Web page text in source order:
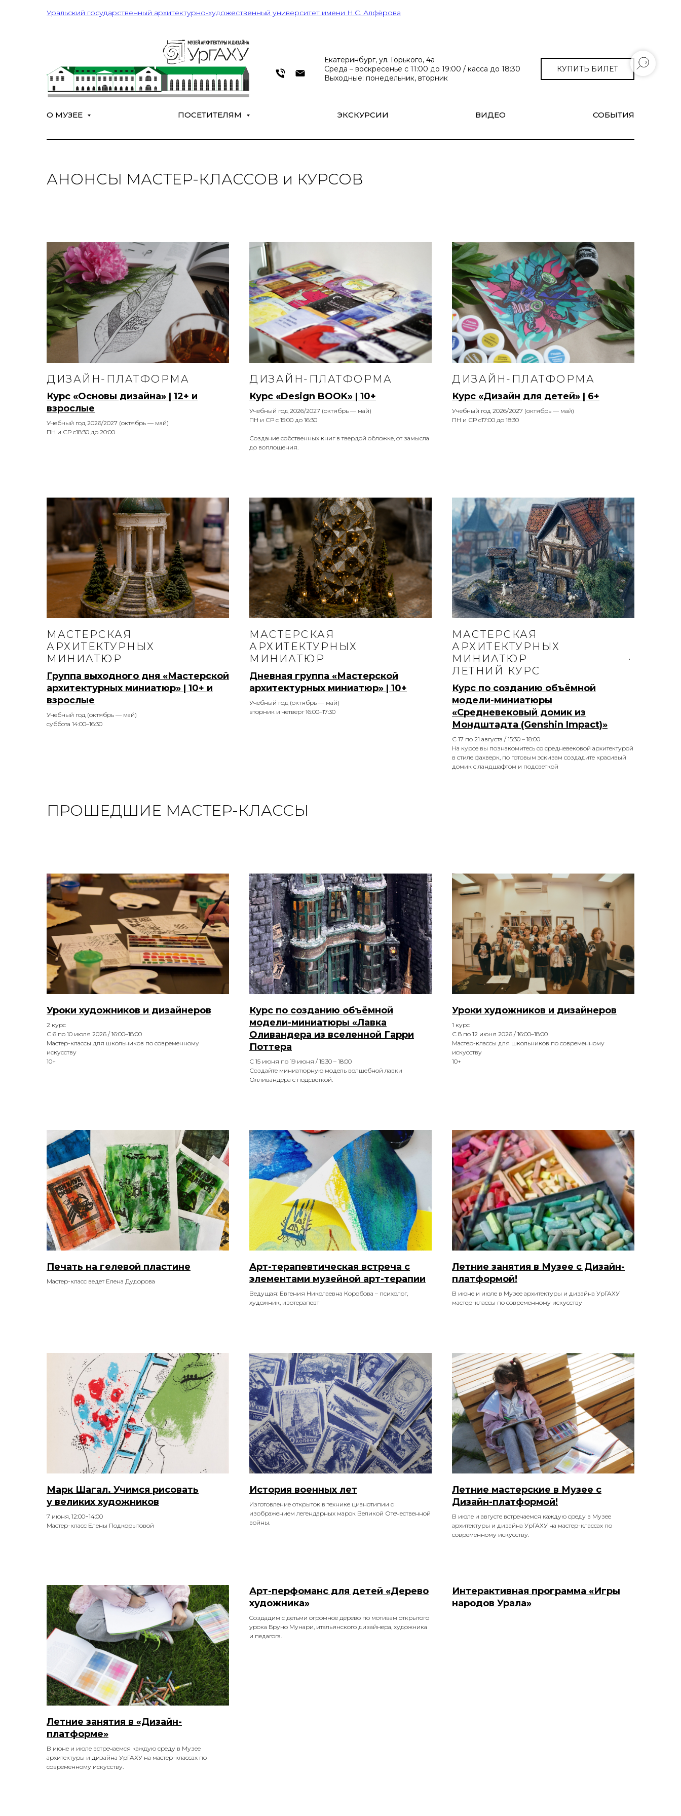
Уральский государственный архитектурно-художественный университет имени Н.С. Алфёрова
Екатеринбург, ул. Горького, 4а
Среда – воскресенье с 11:00 до 19:00 / касса до 18:30
Выходные: понедельник, вторник
КУПИТЬ БИЛЕТ
О МУЗЕЕ ПОСЕТИТЕЛЯМ ЭКСКУРСИИ ВИДЕО СОБЫТИЯ
АНОНСЫ МАСТЕР-КЛАССОВ и КУРСОВ
ДИЗАЙН-ПЛАТФОРМА
Курс «Основы дизайна» | 12+ и
взрослые
Учебный год 2026/2027 (октябрь — май)
ПН и СР с18:30 до 20:00
ДИЗАЙН-ПЛАТФОРМА
Курс «Design BOOK» | 10+
Учебный год 2026/2027 (октябрь — май)
ПН и СР с 15:00 до 16:30
Создание собственных книг в твердой обложке, от замысла
до воплощения.
ДИЗАЙН-ПЛАТФОРМА
Курс «Дизайн для детей» | 6+
Учебный год 2026/2027 (октябрь — май)
ПН и СР с17:00 до 18:30
МАСТЕРСКАЯ
АРХИТЕКТУРНЫХ
МИНИАТЮР
Группа выходного дня «Мастерской
архитектурных миниатюр» | 10+ и
взрослые
Учебный год (октябрь — май)
суббота 14:00–16:30
МАСТЕРСКАЯ
АРХИТЕКТУРНЫХ
МИНИАТЮР
Дневная группа «Мастерской
архитектурных миниатюр» | 10+
Учебный год (октябрь — май)
вторник и четверг 16:00–17:30
МАСТЕРСКАЯ
АРХИТЕКТУРНЫХ
МИНИАТЮР
ЛЕТНИЙ КУРС
Курс по созданию объёмной
модели-миниатюры
«Средневековый домик из
Мондштадта (Genshin Impact)»
С 17 по 21 августа / 15:30 – 18:00
На курсе вы познакомитесь со средневековой архитектурой
в стиле фахверк, по готовым эскизам создадите красивый
домик с ландшафтом и подсветкой
ПРОШЕДШИЕ МАСТЕР-КЛАССЫ
Уроки художников и дизайнеров
2 курс
С 6 по 10 июля 2026 / 16:00–18:00
Мастер-классы для школьников по современному
искусству
10+
Курс по созданию объёмной
модели-миниатюры «Лавка
Оливандера из вселенной Гарри
Поттера
С 15 июня по 19 июня / 15:30 – 18:00
Создайте миниатюрную модель волшебной лавки
Олливандера с подсветкой.
Уроки художников и дизайнеров
1 курс
С 8 по 12 июня 2026 / 16:00–18:00
Мастер-классы для школьников по современному
искусству
10+
Печать на гелевой пластине
Мастер-класс ведет Елена Дудорова
Арт-терапевтическая встреча с
элементами музейной арт-терапии
Ведущая: Евгения Николаевна Коробова – психолог,
художник, изотерапевт
Летние занятия в Музее с Дизайн-
платформой!
В июне и июле в Музее архитектуры и дизайна УрГАХУ
мастер-классы по современному искусству
Марк Шагал. Учимся рисовать
у великих художников
7 июня, 12:00−14:00
Мастер-класс Елены Подкорытовой
История военных лет
Изготовление открыток в технике цианотипии с
изображением легендарных марок Великой Отечественной
войны.
Летние мастерские в Музее с
Дизайн-платформой!
В июле и августе встречаемся каждую среду в Музее
архитектуры и дизайна УрГАХУ на мастер-классах по
современному искусству.
Летние занятия в «Дизайн-
платформе»
В июне и июле встречаемся каждую среду в Музее
архитектуры и дизайна УрГАХУ на мастер-классах по
современному искусству.
Арт-перфоманс для детей «Дерево
художника»
Cоздадим с детьми огромное дерево по мотивам открытого
урока Бруно Мунари, итальянского дизайнера, художника
и педагога.
Интерактивная программа «Игры
народов Урала»